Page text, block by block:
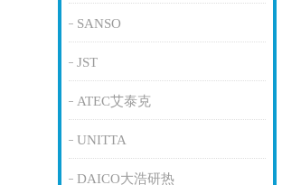
SANSO
JST
ATEC艾泰克
UNITTA
DAICO大浩研热